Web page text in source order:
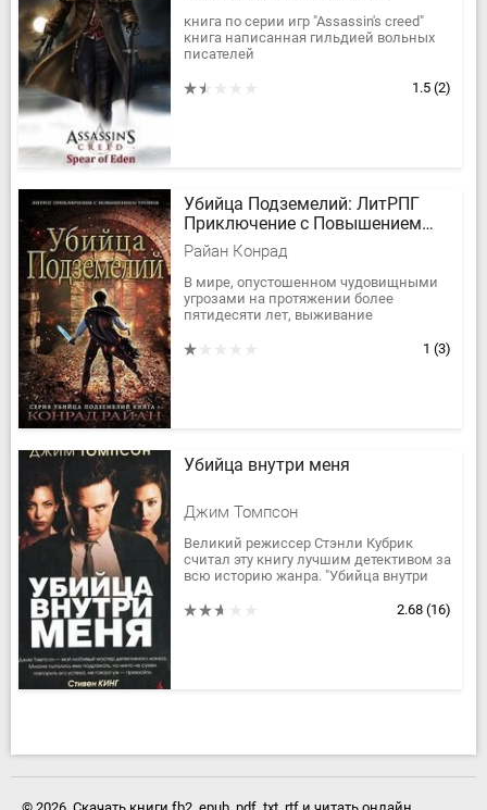
книга по серии игр "Assassin's creed"
книга написанная гильдией вольных
писателей
1.5 (2)
Убийца Подземелий: ЛитРПГ
Приключение с Повышением
Уровня
Райан Конрад
В мире, опустошенном чудовищными
угрозами на протяжении более
пятидесяти лет, выживание
Появление страшного чудовища
1 (3)
Убийца внутри меня
Джим Томпсон
Великий режиссер Стэнли Кубрик
считал эту книгу лучшим детективом за
всю историю жанра. "Убийца внутри
Томпсона, современного классика,...
2.68 (16)